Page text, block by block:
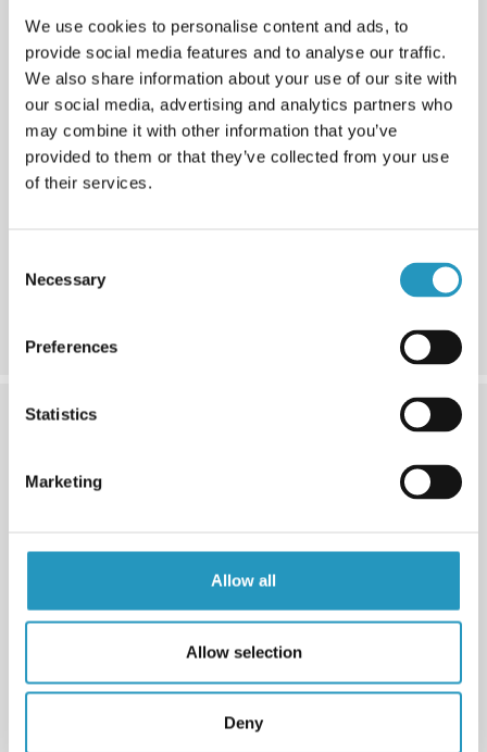
We use cookies to personalise content and ads, to
provide social media features and to analyse our traffic.
We also share information about your use of our site with
our social media, advertising and analytics partners who
may combine it with other information that you’ve
provided to them or that they’ve collected from your use
of their services.
Selection
Necessary
Preferences
Statistics
Marketing
Allow all
Allow selection
Deny
kitsaid variante. Pehme ots kaitseb rehvi külge paremini
näiteks kivide eest ja kitsas ots sobib juhul, kui ruumi on
5. Positsioon
Kohanda masina risttala asukohta. Vali asümmeetriline
asend või kohanda üks külg lühikeseks, et saavutada